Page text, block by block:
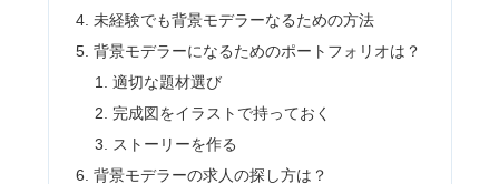
未経験でも背景モデラーなるための方法
背景モデラーになるためのポートフォリオは？
適切な題材選び
完成図をイラストで持っておく
ストーリーを作る
背景モデラーの求人の探し方は？